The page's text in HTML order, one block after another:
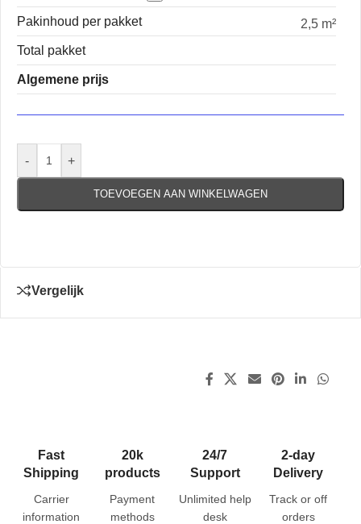
Pakinhoud per pakket
2,5 m²
Total pakket
Algemene prijs
- +
TOEVOEGEN AAN WINKELWAGEN
Vergelijk
Fast
Shipping
Carrier
information
20k
products
Payment
methods
24/7
Support
Unlimited help
desk
2-day
Delivery
Track or off
orders